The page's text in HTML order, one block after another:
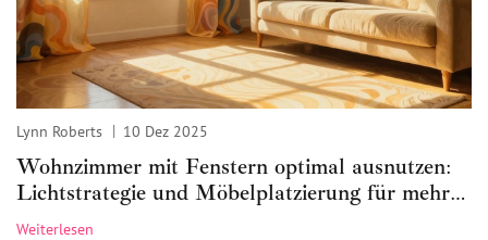
Lynn Roberts 10 Dez 2025
Wohnzimmer mit Fenstern optimal ausnutzen:
Lichtstrategie und Möbelplatzierung für mehr
Helligkeit und Raumgefühl
Weiterlesen